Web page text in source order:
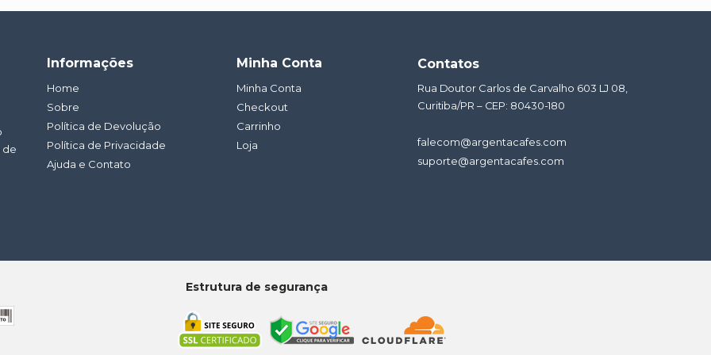
de
Informações
Home
Sobre
Política de Devolução
Política de Privacidade
Ajuda e Contato
Minha Conta
Minha Conta
Checkout
Carrinho
Loja
Contatos
Rua Doutor Carlos de Carvalho 603 LJ 08,
Curitiba/PR – CEP: 80430-180
falecom@argentacafes.com
suporte@argentacafes.com
Estrutura de segurança